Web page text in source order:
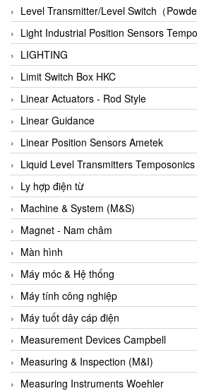
Autec
Auto Flow
Automatic valve
Aventics
Avproglobal
Axiomtek
AZBIL
B&C Electronics
B&R
Babcok wilcox
Baelz Automatic Vietnam
Bahr Modultechnik Vietnam
Balluff
BamBo Vietnam
Barel Vietnam
Barksdale
Bartec
Basco
Level Transmitter/Level Switch（
Light Industrial Position Sensors
LIGHTING
Limit Switch Box HKC
Linear Actuators - Rod Style
Linear Guidance
Linear Position Sensors Ametek
Liquid Level Transmitters Temposonics
Ly hợp điện từ
Machine & System (M&S)
Magnet - Nam châm
Màn hình
Máy móc & Hệ thống
Máy tính công nghiệp
Máy tuốt dây cáp điện
Measurement Devices Campbell
Measuring & Inspection (M&I)
Measuring Instruments Woehler